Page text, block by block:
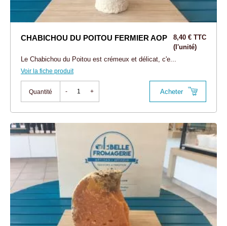
CHABICHOU DU POITOU FERMIER AOP
8,40 € TTC
(l'unité)
Le Chabichou du Poitou est crémeux et délicat, c'e...
Voir la fiche produit
Quantité - + Acheter